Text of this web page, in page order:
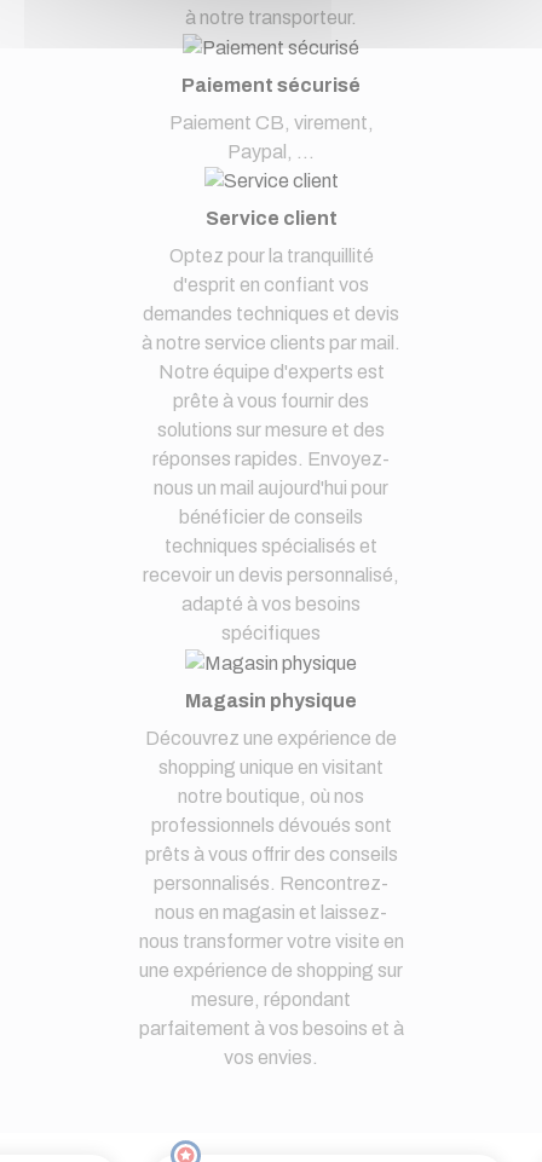
à notre transporteur.
Paiement sécurisé
Paiement CB, virement,
Paypal, ...
Service client
Optez pour la tranquillité
d'esprit en confiant vos
demandes techniques et devis
à notre service clients par mail.
Notre équipe d'experts est
prête à vous fournir des
solutions sur mesure et des
réponses rapides. Envoyez-
nous un mail aujourd'hui pour
bénéficier de conseils
techniques spécialisés et
recevoir un devis personnalisé,
adapté à vos besoins
spécifiques
Magasin physique
Découvrez une expérience de
shopping unique en visitant
notre boutique, où nos
professionnels dévoués sont
prêts à vous offrir des conseils
personnalisés. Rencontrez-
nous en magasin et laissez-
nous transformer votre visite en
une expérience de shopping sur
mesure, répondant
parfaitement à vos besoins et à
vos envies.